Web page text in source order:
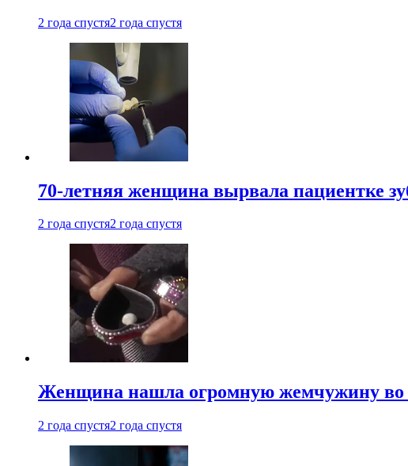
2 года спустя2 года спустя
70-летняя женщина вырвала пациентке
2 года спустя2 года спустя
Женщина нашла огромную жемчужину во
2 года спустя2 года спустя